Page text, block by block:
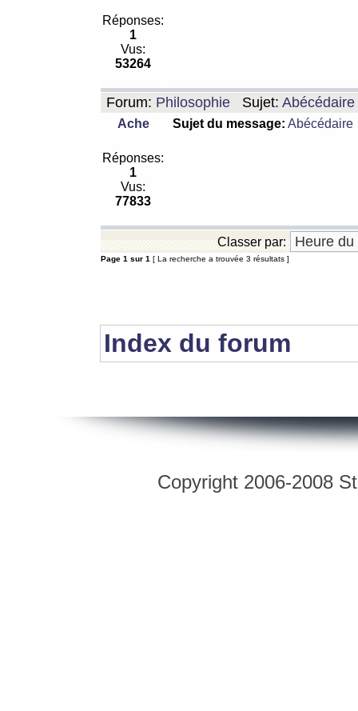
Réponses:
1
Vus:
53264
Forum: Philosophie Sujet: Abécédaire
Ache Sujet du message: Abécédaire
Réponses:
1
Vus:
77833
Classer par:
Page 1 sur 1 [ La recherche a trouvée 3 résultats ]
Index du forum
Copyright 2006-2008